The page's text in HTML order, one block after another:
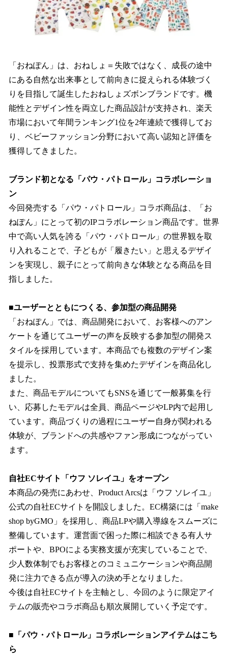
「おねぽん」は、おねしょ＝失敗ではなく、成長の途中
にある自然な出来事として前向きに捉えられる体験づく
りを目指して誕生したおねしょズボンブランドです。機
能性とデザイン性を両立した商品設計が支持され、楽天
市場において年間ランキング1位を2年連続で獲得してお
り、ベビーファッション分野において高い認知と評価を
獲得してきました。
ブランド初となる「パウ・パトロール」コラボレーショ
ン
今回発売する「パウ・パトロール」コラボ商品は、「お
ねぽん」にとって初のIPコラボレーション商品です。世界
中で高い人気を誇る「パウ・パトロール」の世界観を取
り入れることで、子どもが「履きたい」と思えるデザイ
ンを実現し、親子にとって前向きな体験となる商品を目
指しました。
■ユーザーとともにつくる、参加型の商品開発
「おねぽん」では、商品開発において、お客様へのアン
ケートを通じてユーザーの声を反映する参加型の開発ス
タイルを採用しています。本商品でも複数のデザイン案
を提示し、投票形式で支持を集めたデザインを商品化し
ました。
また、商品モデルについてもSNSを通じて一般募集を行
い、応募したモデルは全員、商品ページやLP内で起用し
ています。商品づくりの過程にユーザー自身が関われる
体験が、ブランドへの共感やファン形成につながってい
ます。
自社ECサイト「ウフ ソレイユ」をオープン
本商品の発売にあわせ、Product Arcsは「ウフ ソレイユ」
公式の自社ECサイトを開設しました。EC構築には「make
shop byGMO」を採用し、商品LPや購入導線をスムーズに
整備しています。運営面で困った際に相談できる有人サ
ポートや、BPOによる実務支援が充実していることで、
少人数体制でもお客様とのコミュニケーションや商品開
発に注力できる点が導入の決め手となりました。
今後は自社ECサイトを主軸とし、今回のように限定アイ
テムの販売やコラボ商品も順次展開していく予定です。
■「パウ・パトロール」コラボレーションアイテムはこち
ら